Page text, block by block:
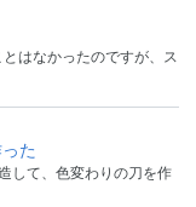
はなかったのですが、ス
た
して、色変わりの刀を作